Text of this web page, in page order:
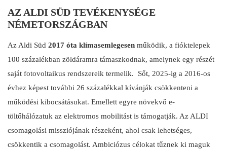
AZ ALDI SÜD TEVÉKENYSÉGE
NÉMETORSZÁGBAN
Az Aldi Süd 2017 óta klímasemlegesen működik, a fióktelepek
100 százalékban zöldáramra támaszkodnak, amelynek egy részét
saját fotovoltaikus rendszereik termelik. Sőt, 2025-ig a 2016-os
évhez képest további 26 százalékkal kívánják csökkenteni a
működési kibocsátásukat. Emellett egyre növekvő e-
töltőhálózatuk az elektromos mobilitást is támogatják. Az ALDI
csomagolási missziójának részeként, ahol csak lehetséges,
csökkentik a csomagolást. Ambiciózus célokat tűznek ki maguk